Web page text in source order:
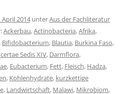
April 2014unterAus der Fachliteratur
Ackerbau,Actinobacteria,Afrika,
, Bifidobacterium, Blautia, Burkina Faso,
Sedis XIV, Darmflora,
, Eubacterium, Fett, Fleisch, Hadza,
, Kohlenhydrate, kurzkettige
, Landwirtschaft, Malawi, Mikrobiom,